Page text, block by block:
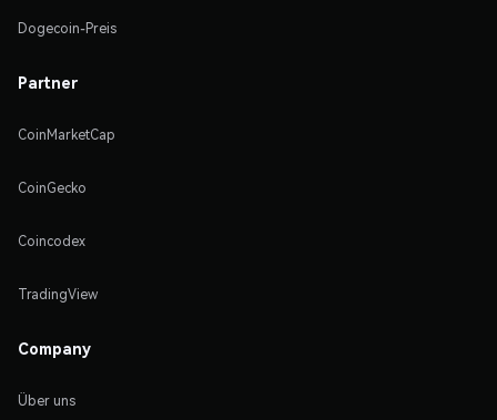
Dogecoin-Preis
Partner
CoinMarketCap
CoinGecko
Coincodex
TradingView
Company
Über uns